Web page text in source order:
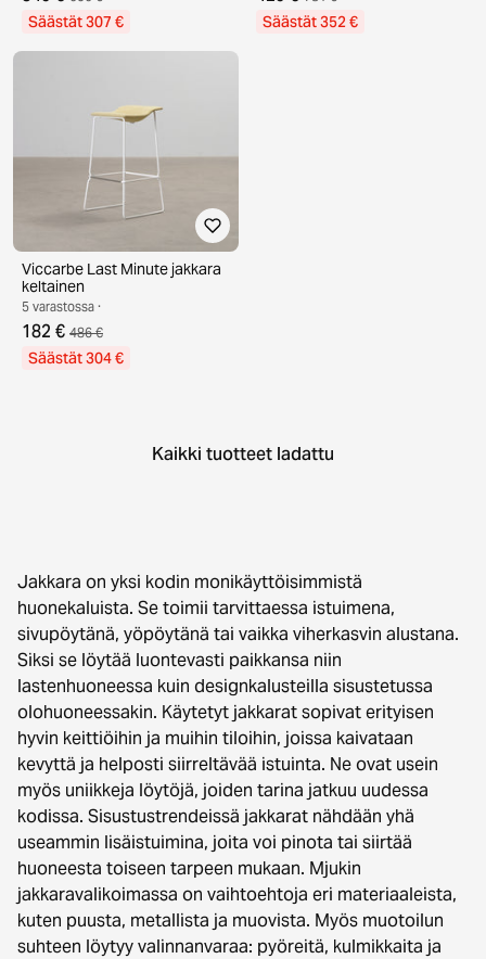
Säästät 307 € Säästät 352 €
Viccarbe Last Minute jakkara
keltainen
5 varastossa ·
182 € 486 €
Säästät 304 €
Kaikki tuotteet ladattu
Jakkara on yksi kodin monikäyttöisimmistä
huonekaluista. Se toimii tarvittaessa istuimena,
sivupöytänä, yöpöytänä tai vaikka viherkasvin alustana.
Siksi se löytää luontevasti paikkansa niin
lastenhuoneessa kuin designkalusteilla sisustetussa
olohuoneessakin. Käytetyt jakkarat sopivat erityisen
hyvin keittiöihin ja muihin tiloihin, joissa kaivataan
kevyttä ja helposti siirreltävää istuinta. Ne ovat usein
myös uniikkeja löytöjä, joiden tarina jatkuu uudessa
kodissa. Sisustustrendeissä jakkarat nähdään yhä
useammin lisäistuimina, joita voi pinota tai siirtää
huoneesta toiseen tarpeen mukaan. Mjukin
jakkaravalikoimassa on vaihtoehtoja eri materiaaleista,
kuten puusta, metallista ja muovista. Myös muotoilun
suhteen löytyy valinnanvaraa: pyöreitä, kulmikkaita ja